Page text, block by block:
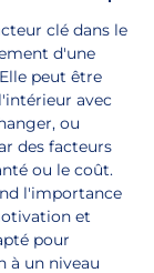
clé dans le
d'une
peut être
avec
ou
des facteurs
ou le coût.
l'importance
et
pour
à un niveau